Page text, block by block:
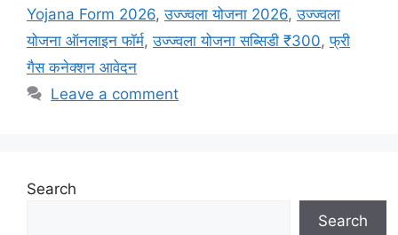
Yojana Form 2026,उज्ज्वला योजना 2026,उज्ज्वला
योजना ऑनलाइन फॉर्म,उज्ज्वला योजना सब्सिडी ₹300,फ्री
गैस कनेक्शन आवेदन
Leave a comment
Search
Search